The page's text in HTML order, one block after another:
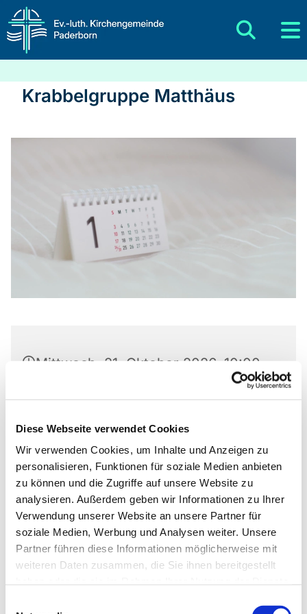
Diese Webseite verwendet Cookies
Wir verwenden Cookies, um Inhalte und Anzeigen zu
personalisieren, Funktionen für soziale Medien anbieten
zu können und die Zugriffe auf unsere Website zu
analysieren. Außerdem geben wir Informationen zu Ihrer
Verwendung unserer Website an unsere Partner für
soziale Medien, Werbung und Analysen weiter. Unsere
Partner führen diese Informationen möglicherweise mit
weiteren Daten zusammen, die Sie ihnen bereitgestellt
Krabbelgruppe Matthäus
Mittwoch, 21. Oktober 2026, 10:00 -
Matthäus-Kirche, Rotheweg 63,
Thomas Walter
Thomas Walter05251/4422